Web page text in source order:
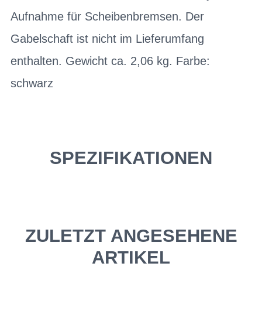
Aufnahme für Scheibenbremsen. Der
Gabelschaft ist nicht im Lieferumfang
enthalten. Gewicht ca. 2,06 kg. Farbe:
schwarz
SPEZIFIKATIONEN
ZULETZT ANGESEHENE
ARTIKEL